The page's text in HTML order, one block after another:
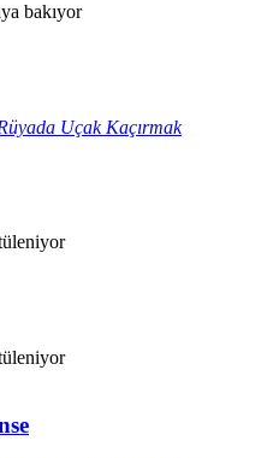
bakıyor
Uçak Kaçırmak